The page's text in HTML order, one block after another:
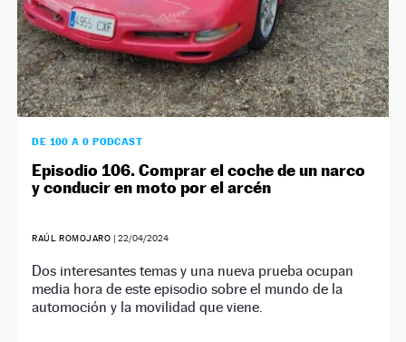
DE 100 A 0 PODCAST
Episodio 106. Comprar el coche de un narco
y conducir en moto por el arcén
RAÚL ROMOJARO | 22/04/2024
Dos interesantes temas y una nueva prueba ocupan
media hora de este episodio sobre el mundo de la
automoción y la movilidad que viene.